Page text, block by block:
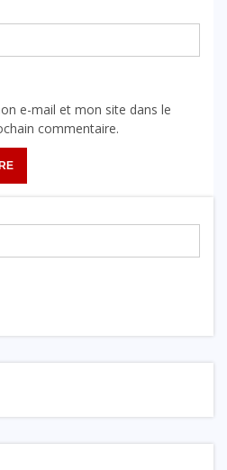
e-mail et mon site dans le
commentaire.